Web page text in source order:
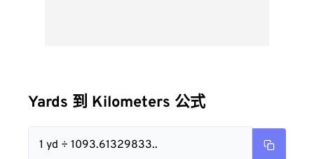
Yards 到 Kilometers 公式
1 yd ÷ 1093.61329833..